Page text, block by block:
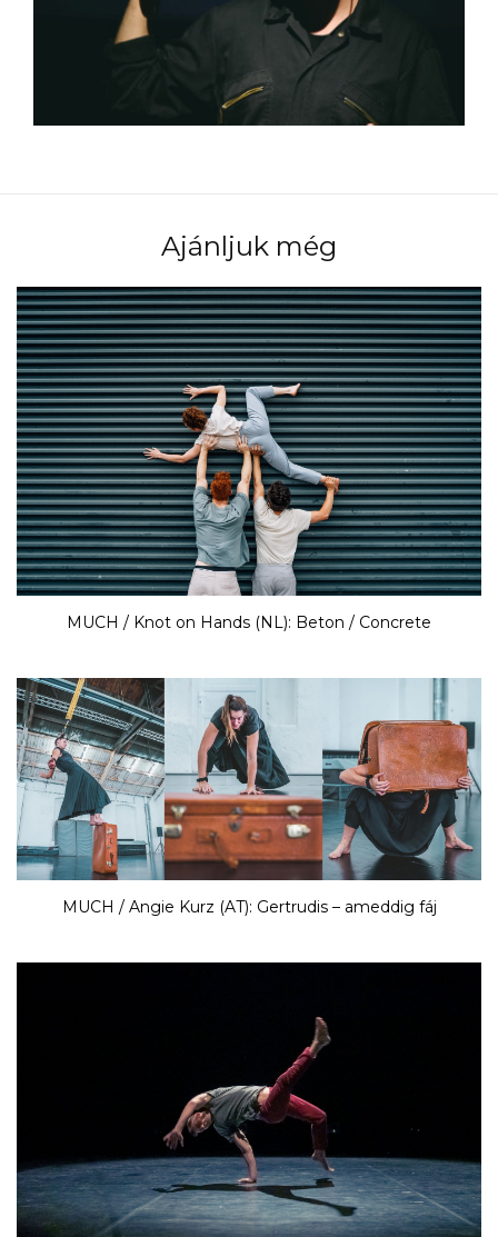
Ajánljuk még
MUCH / Knot on Hands (NL): Beton / Concrete
MUCH / Angie Kurz (AT): Gertrudis – ameddig fáj